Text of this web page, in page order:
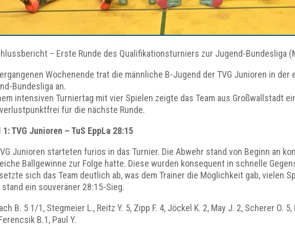
– Erste Runde des Qualifikationsturniers zur Jugend-Bundesliga
Wochenende trat die männliche B-Jugend der TVG Junioren in der
Bundesliga an.
intensiven Turniertag mit vier Spielen zeigte das Team aus Großwallstadt
für die nächste Runde.
1: TVG Junioren – TuS EppLa 28:15
Junioren starteten furios in das Turnier. Die Abwehr stand von Beginn an
Ballgewinne zur Folge hatte. Diese wurden konsequent in schnelle
sich das Team deutlich ab, was dem Trainer die Möglichkeit gab, vielen
stand ein souveräner 28:15-Sieg.
B. 5 1/1, Stegmeier L., Reitz Y. 5, Zipp F. 4, Jöckel K. 2, May J. 2, Scherer O.
B.1, Paul Y.